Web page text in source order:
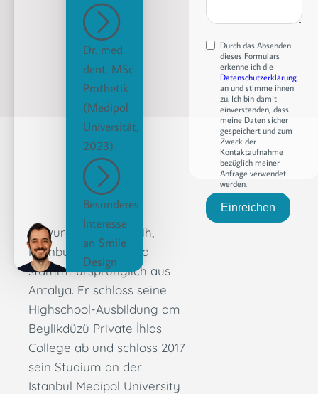
Dr. med.
dent. MSc
Prothetik
(Medipol
Universität,
2023)
Besonderes
Interesse
an Smile
Design
Durch das Absenden
dieses Formulars
erkenne ich die
Datenschutzerklärung
an und stimme ihnen
zu. Ich bin damit
einverstanden, dass
meine Daten sicher
gespeichert und zum
Zweck der
Kontaktaufnahme
bezüglich meiner
Anfrage verwendet
werden.
Einreichen
Er wurde 1994 in Fatih,
Istanbul geboren und
stammt ursprünglich aus
Antalya. Er schloss seine
Highschool-Ausbildung am
Beylikdüzü Private İhlas
College ab und schloss 2017
sein Studium an der
Istanbul Medipol University